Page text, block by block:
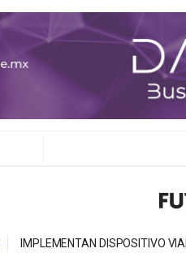
IMPLEMENTAN DISPOSITIVO